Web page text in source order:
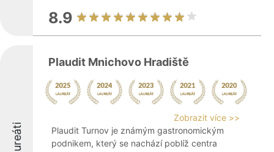
8.9
Laureáti
Plaudit Mnichovo Hradiště
Zobrazit více >>
Plaudit Turnov je známým gastronomickým
podnikem, který se nachází poblíž centra